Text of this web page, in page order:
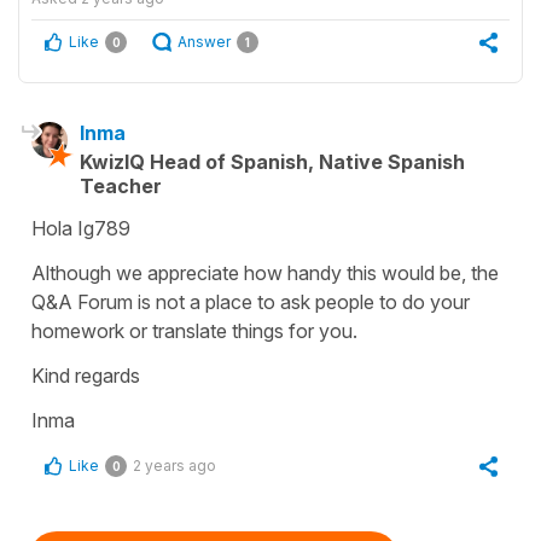
Like 0 Answer 1
Inma
KwizIQ Head of Spanish, Native Spanish
Teacher
Hola Ig789
Although we appreciate how handy this would be, the
Q&A Forum is not a place to ask people to do your
homework or translate things for you.
Kind regards
Inma
Like 0 2 years ago